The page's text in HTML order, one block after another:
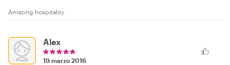
Amazing hospitality
Alex
19 marzo 2016